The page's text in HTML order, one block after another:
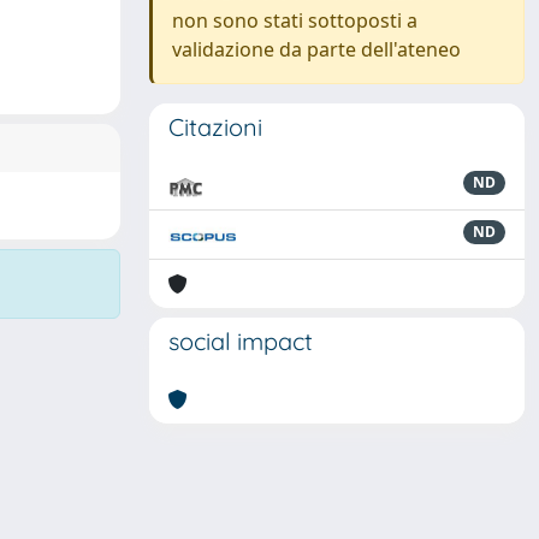
non sono stati sottoposti a
validazione da parte dell'ateneo
Citazioni
ND
ND
social impact